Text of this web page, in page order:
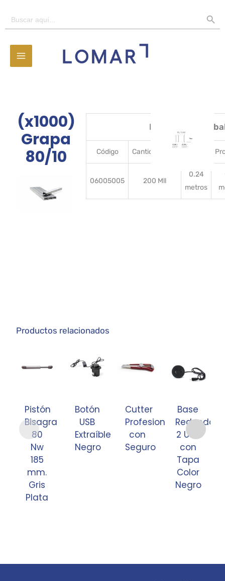
Buscar:
(x1000)
Grapa
80/10
Detalles del
Código CantidadBulto
06005005 200 Mll
0.24
metros
Productos relacionados
Pistón
Bisagra
80
Nw
185
mm.
Gris
Plata
Botón
USB
Extraíble
Negro
Cutter
Profesional
con
Seguro
Base
Redonda
2 USB
con
Tapa
Color
Negro